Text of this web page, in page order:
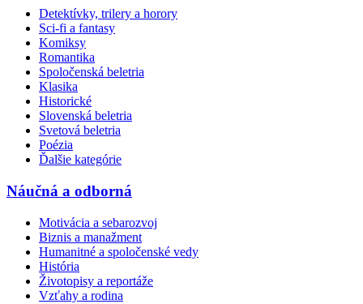
Detektívky, trilery a horory
Sci-fi a fantasy
Komiksy
Romantika
Spoločenská beletria
Klasika
Historické
Slovenská beletria
Svetová beletria
Poézia
Ďalšie kategórie
Náučná a odborná
Motivácia a sebarozvoj
Biznis a manažment
Humanitné a spoločenské vedy
História
Životopisy a reportáže
Vzťahy a rodina